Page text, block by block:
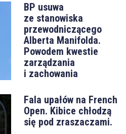
BP usuwa
ze stanowiska
przewodniczącego
Alberta Manifolda.
Powodem kwestie
zarządzania
i zachowania
Fala upałów na French
Open. Kibice chłodzą
się pod zraszaczami.